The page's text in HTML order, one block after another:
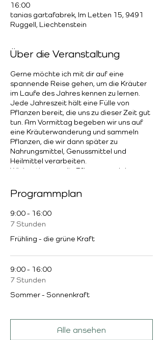
16:00
tanias gartafabrek, Im Letten 15, 9491
Ruggell, Liechtenstein
Über die Veranstaltung
Gerne möchte ich mit dir auf eine
spannende Reise gehen, um die Kräuter
im Laufe des Jahres kennen zu lernen.
Jede Jahreszeit hält eine Fülle von
Pflanzen bereit, die uns zu dieser Zeit gut
tun. Am Vormittag begeben wir uns auf
eine Kräuterwanderung und sammeln
Pflanzen, die wir dann später zu
Nahrungsmittel, Genussmittel und
Heilmittel verarbeiten.
Wir bestimmen die Pflanzen und du
Verarbeitung und Konservierung. Wir
sprechen über die keltischen
Jahreskreisfeste und wie sie in
Zusammenhang mit den Pflanzen stehen.
Auch Geschichten, Sagen und Mythen
werden immer mal wieder einfliesssen.
ca. 1 Stunde und geniessen ein einfaches
vegetarisches Mittagessen. Es soll auch
Zeit bleiben zum Plaudern, in meiner
zu machen.
690.00 CHF inkl. Unterlagen, Verpflegung,
Programmplan
9:00 - 16:00
7 Stunden
Frühling - die grüne Kraft
9:00 - 16:00
7 Stunden
Sommer - Sonnenkraft
Alle ansehen